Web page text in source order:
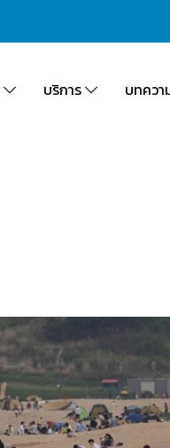
บริการ บทควา